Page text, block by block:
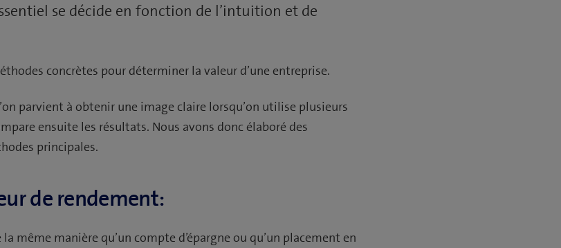
se décide en fonction de l’intuition et de
concrètes pour déterminer la valeur d’une entreprise.
parvient à obtenir une image claire lorsqu’on utilise plusieurs
ensuite les résultats. Nous avons donc élaboré des
principales.
de rendement:
même manière qu’un compte d’épargne ou qu’un placement en